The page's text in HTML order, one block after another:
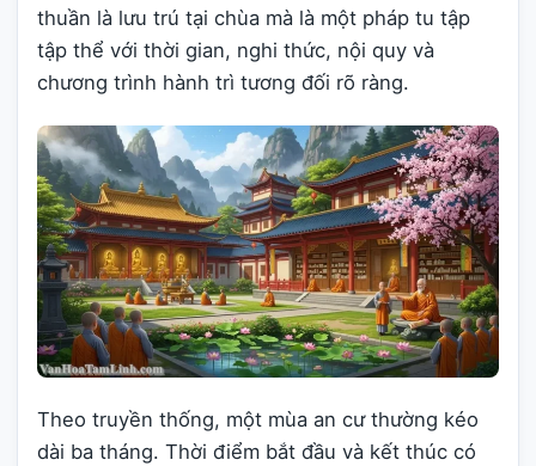
thuần là lưu trú tại chùa mà là một pháp tu tập
tập thể với thời gian, nghi thức, nội quy và
chương trình hành trì tương đối rõ ràng.
Theo truyền thống, một mùa an cư thường kéo
dài ba tháng. Thời điểm bắt đầu và kết thúc có